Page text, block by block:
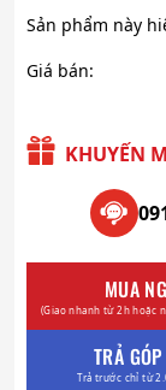
Sản phẩm này
Giá bán:
KHUYẾN
MUA
(Giao nhanh từ 2h hoặc
TRẢ
Trả trước chỉ từ